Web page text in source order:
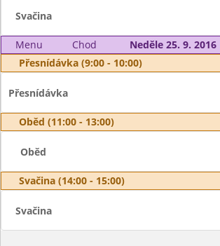
Svačina
Menu Chod
Neděle 25. 9. 2016
Přesnídávka (9:00 - 10:00)
Přesnídávka
Oběd (11:00 - 13:00)
Oběd
Svačina (14:00 - 15:00)
Svačina